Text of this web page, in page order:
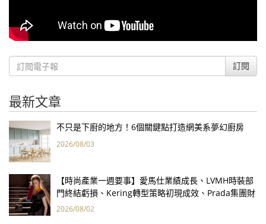
訂閱
最新文章
不只是下廚的地方！6個關鍵點打造網美系夢幻廚房
2026/08/03
【時尚產業一週要事】愛馬仕業績成長、LVMH時裝部
門終結虧損、Kering轉型策略初現成效、Prada集團財
報亮眼
2026/08/02